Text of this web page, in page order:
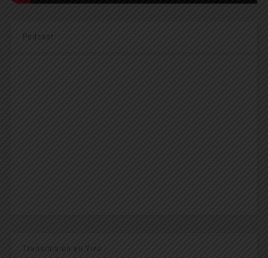
Podcast
Transmisión en Vivo